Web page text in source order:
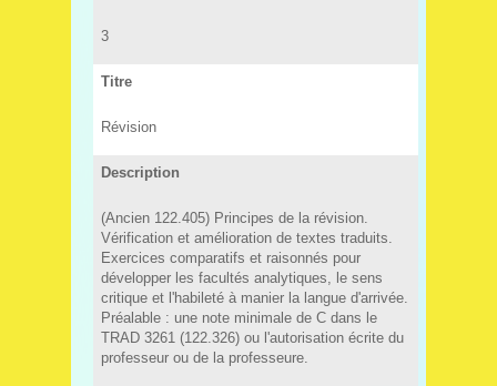
3
Titre
Révision
Description
(Ancien 122.405) Principes de la révision.
Vérification et amélioration de textes traduits.
Exercices comparatifs et raisonnés pour
développer les facultés analytiques, le sens
critique et l'habileté à manier la langue d'arrivée.
Préalable : une note minimale de C dans le
TRAD 3261 (122.326) ou l'autorisation écrite du
professeur ou de la professeure.